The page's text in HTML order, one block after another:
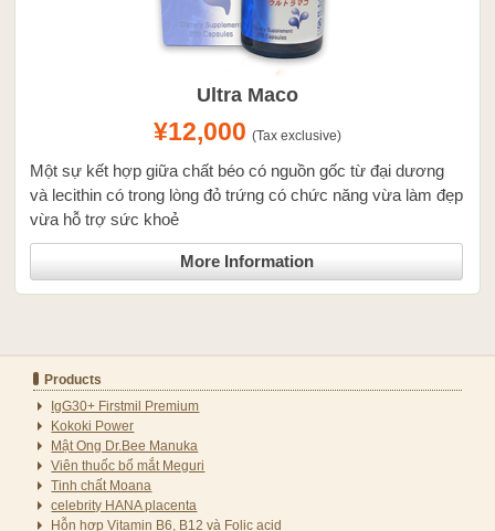
Ultra Maco
¥12,000 (Tax exclusive)
Một sự kết hợp giữa chất béo có nguồn gốc từ đại dương
và lecithin có trong lòng đỏ trứng có chức năng vừa làm đẹp
vừa hỗ trợ sức khoẻ
More Information
Products
IgG30+ Firstmil Premium
Kokoki Power
Mật Ong Dr.Bee Manuka
Viên thuốc bổ mắt Meguri
Tinh chất Moana
celebrity HANA placenta
Hỗn hợp Vitamin B6, B12 và Folic acid